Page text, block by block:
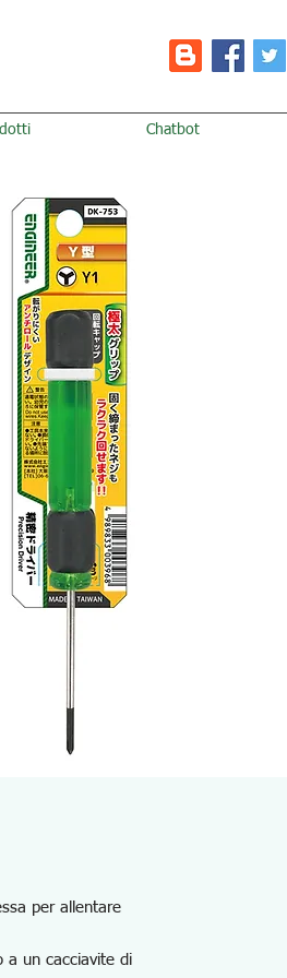
Chatbot
per allentare
a un cacciavite di